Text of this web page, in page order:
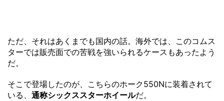
ただ、それはあくまでも国内の話。海外では、このコムス
ターでは販売面での苦戦を強いられるケースもあったよう
だ。
そこで登場したのが、こちらのホーク550Nに装着されて
いる、 通称シックススターホイールだ。